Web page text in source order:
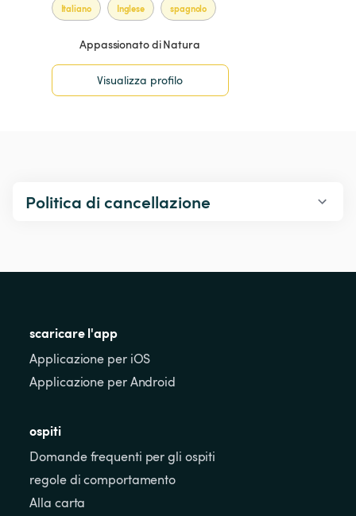
Italiano Inglese spagnolo
Appassionato di Natura
Visualizza profilo
Politica di cancellazione
scaricare l'app
Applicazione per iOS
Applicazione per Android
ospiti
Domande frequenti per gli ospiti
regole di comportamento
Alla carta